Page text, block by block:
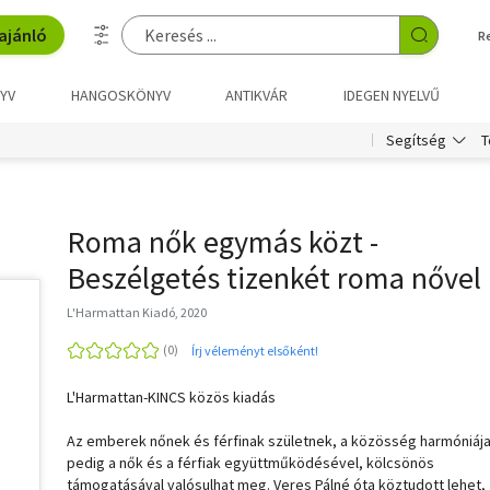
HANGOSKÖNYV ANTIKVÁR IDEGEN NYELVŰ
Segítség
Roma nők egymás közt -
Beszélgetés tizenkét roma nővel
L'Harmattan Kiadó, 2020
Írj véleményt elsőként!
L'Harmattan-KINCS közös kiadás
Az emberek nőnek és férfinak születnek, a közösség harmóniája
pedig a nők és a férfiak együttműködésével, kölcsönös
támogatásával valósulhat meg. Veres Pálné óta köztudott lehet,